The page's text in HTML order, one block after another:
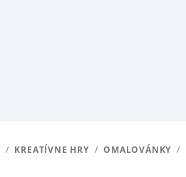
/ KREATÍVNE HRY / OMALOVÁNKY /